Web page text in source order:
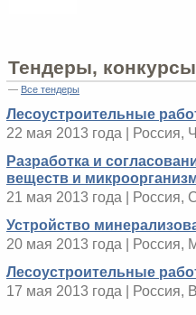
Тендеры,
— Все тендеры
Лесоустроительные
22 мая 2013 года | Россия,
Разработка и
веществ и
21 мая 2013 года | Россия,
Устройство
20 мая 2013 года | Россия,
Лесоустроительные
17 мая 2013 года | Россия,